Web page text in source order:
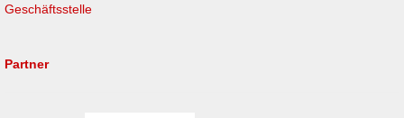
Geschäftsstelle
Partner